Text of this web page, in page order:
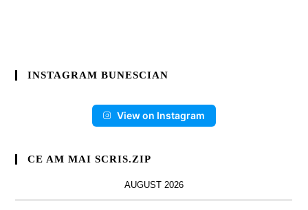
INSTAGRAM BUNESCIAN
View on Instagram
CE AM MAI SCRIS.ZIP
AUGUST 2026